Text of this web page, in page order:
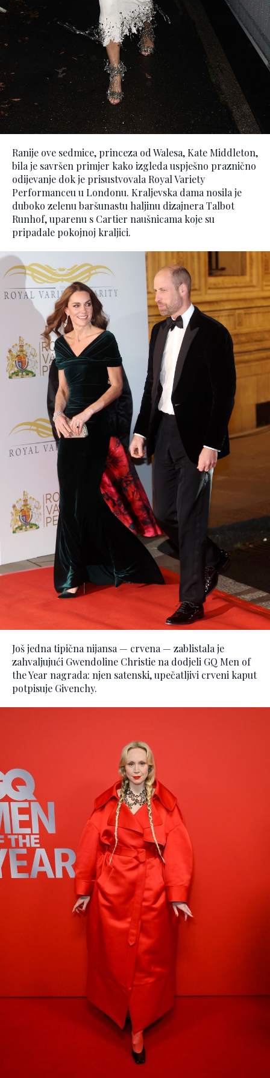
Ranije ove sedmice, princeza od Walesa, Kate Middleton,
bila je savršen primjer kako izgleda uspješno praznično
odijevanje dok je prisustvovala Royal Variety
Performanceu u Londonu. Kraljevska dama nosila je
duboko zelenu baršunastu haljinu dizajnera Talbot
Runhof, uparenu s Cartier naušnicama koje su
pripadale pokojnoj kraljici.
Još jedna tipična nijansa — crvena — zablistala je
zahvaljujući Gwendoline Christie na dodjeli GQ Men of
the Year nagrada: njen satenski, upečatljivi crveni kaput
potpisuje Givenchy.